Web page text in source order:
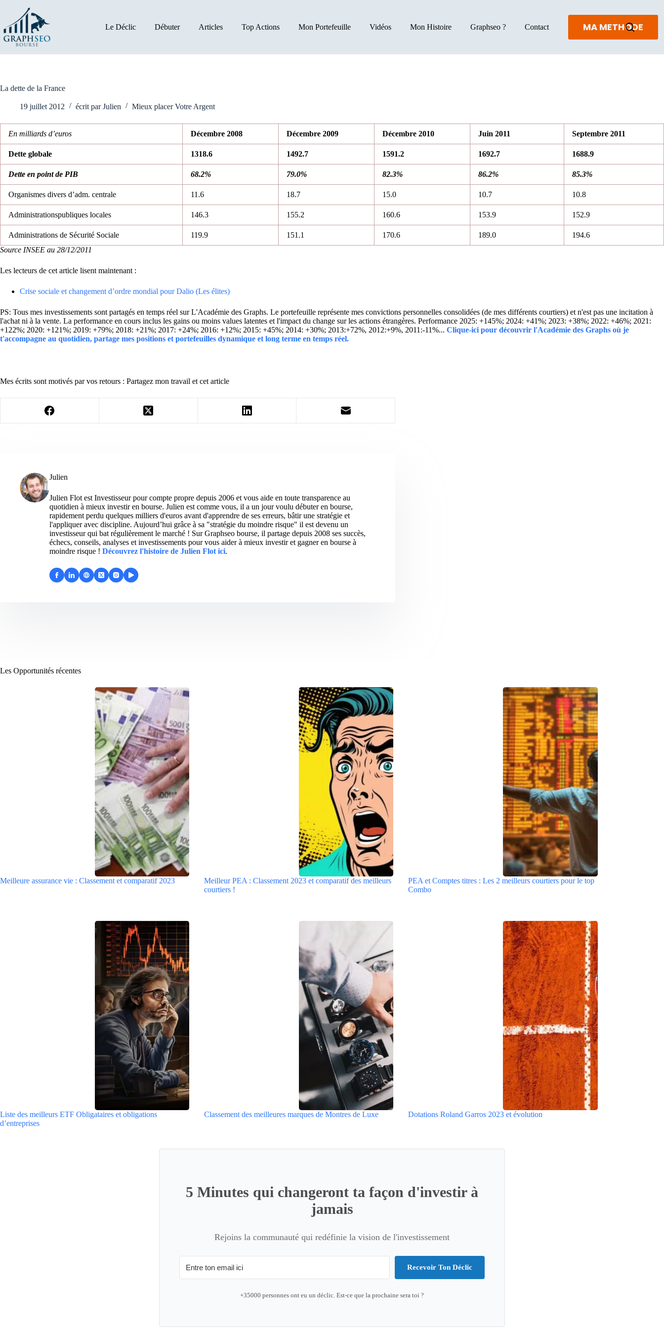
contenu
Le Déclic Débuter Articles Top Actions Mon Portefeuille Vidéos Mon Histoire Graphseo ? Contact MA METHODE
La dette de la France
19 juillet 2012 écrit par Julien Mieux placer Votre Argent
En milliards d’euros Décembre 2008 Décembre 2009 Décembre 2010 Juin 2011 Septembre 2011
Dette globale 1318.6 1492.7 1591.2 1692.7 1688.9
Dette en point de PIB 68.2% 79.0% 82.3% 86.2% 85.3%
Organismes divers d’adm. centrale 11.6 18.7 15.0 10.7 10.8
Administrationspubliques locales 146.3 155.2 160.6 153.9 152.9
Administrations de Sécurité Sociale 119.9 151.1 170.6 189.0
194.6
Source INSEE au 28/12/2011
Les lecteurs de cet article lisent maintenant :
Crise sociale et changement d’ordre mondial pour Dalio (Les élites)
PS: Tous mes investissements sont partagés en temps réel sur L'Académie des Graphs. Le portefeuille représente mes convictions personnelles consolidées (de mes différents courtiers) et n'est pas une incitation à
l'achat ni à la vente. La performance en cours inclus les gains ou moins values latentes et l'impact du change sur les actions étrangères. Performance 2025: +145%; 2024: +41%; 2023: +38%; 2022: +46%; 2021:
+122%; 2020: +121%; 2019: +79%; 2018: +21%; 2017: +24%; 2016: +12%; 2015: +45%; 2014: +30%; 2013:+72%, 2012:+9%, 2011:-11%... Clique-ici pour découvrir l'Académie des Graphs où je
t'accompagne au quotidien, partage mes positions et portefeuilles dynamique et long terme en temps réel.
Mes écrits sont motivés par vos retours : Partagez mon travail et cet article
Julien
Julien Flot est Investisseur pour compte propre depuis 2006 et vous aide en toute transparence au
quotidien à mieux investir en bourse. Julien est comme vous, il a un jour voulu débuter en bourse,
rapidement perdu quelques milliers d'euros avant d'apprendre de ses erreurs, bâtir une stratégie et
l'appliquer avec discipline. Aujourd’hui grâce à sa "stratégie du moindre risque" il est devenu un
investisseur qui bat régulièrement le marché ! Sur Graphseo bourse, il partage depuis 2008 ses succès,
échecs, conseils, analyses et investissements pour vous aider à mieux investir et gagner en bourse à
moindre risque ! Découvrez l'histoire de Julien Flot ici.
Les Opportunités récentes
Meilleure assurance vie : Classement et comparatif 2023
Meilleur PEA : Classement 2023 et comparatif des meilleurs
courtiers !
PEA et Comptes titres : Les 2 meilleurs courtiers pour le top
Combo
Liste des meilleurs ETF Obligataires et obligations
d’entreprises
Classement des meilleures marques de Montres de Luxe Dotations Roland Garros 2023 et évolution
5 Minutes qui changeront ta façon d'investir à
jamais
Rejoins la communauté qui redéfinie la vision de l'investissement
Recevoir Ton Déclic
+35000 personnes ont eu un déclic. Est-ce que la prochaine sera toi ?